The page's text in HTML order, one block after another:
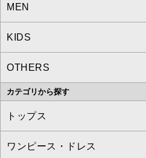
a.v.v
MICHEL KLEIN
MK MICHEL KLEIN
OFUON le MK
MEN
a.v.v
MICHEL KLEIN HOMME
MK MICHEL KLEIN HOMME
KIDS
a.v.v
OTHERS
MK MICHEL KLEIN BAG
カテゴリから探す
トップス
すべてのトップス
ワンピース・ドレス